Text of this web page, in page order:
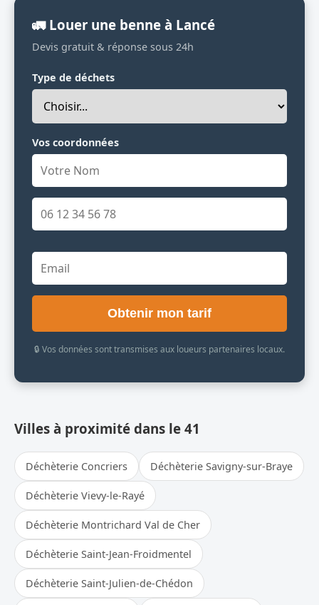
🚛 Louer une benne à Lancé
Devis gratuit & réponse sous 24h
Type de déchets
Vos coordonnées
Obtenir mon tarif
🔒 Vos données sont transmises aux loueurs partenaires locaux.
Villes à proximité dans le 41
Déchèterie Concriers Déchèterie Savigny-sur-Braye
Déchèterie Vievy-le-Rayé
Déchèterie Montrichard Val de Cher
Déchèterie Saint-Jean-Froidmentel
Déchèterie Saint-Julien-de-Chédon